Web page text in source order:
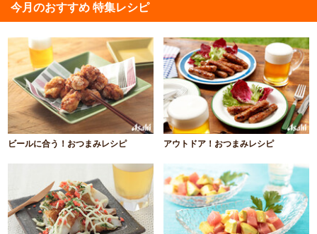
今月のおすすめ 特集レシピ
ビールに合う！おつまみレシピ アウトドア！おつまみレシピ